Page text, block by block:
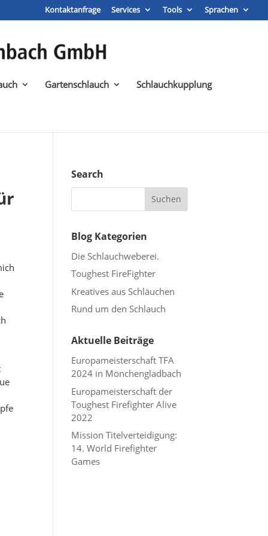
Kontaktanfrage Services Tools Sprachen
Gartenschlauch Schlauchkupplung
Search
Blog Kategorien
Die Schlauchweberei.
Toughest FireFighter
Kreatives aus Schläuchen
Rund um den Schlauch
Aktuelle Beiträge
Europameisterschaft TFA
2024 in Mönchengladbach
Europameisterschaft der
Toughest Firefighter Alive
2022
Mission Titelverteidigung:
14. World Firefighter
Games